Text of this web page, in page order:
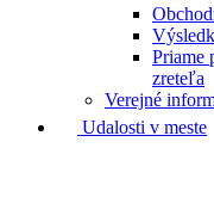
Priame
zreteľa
Verejné
Udalosti v meste